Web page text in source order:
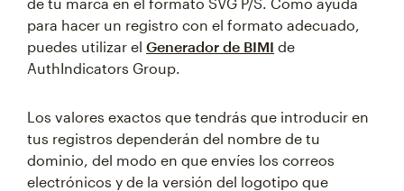
para hacer un registro con el formato adecuado,
puedes utilizar el Generador de BIMI de
AuthIndicators Group.
Los valores exactos que tendrás que introducir en
tus registros dependerán del nombre de tu
dominio, del modo en que envíes los correos
electrónicos y de la versión del logotipo que